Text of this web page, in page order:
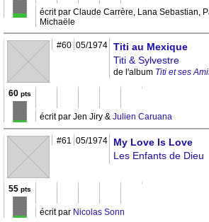
écrit par Claude Carrère, Lana Sebastian,
Michaële
#60 05/1974 Titi au Mexique
Titi & Sylvestre
de l'album Titi et ses
60 pts
écrit par Jen Jiry & Julien Caruana
#61 05/1974
My Love Is Love
Les Enfants de Dieu
55 pts
écrit par Nicolas Sonn